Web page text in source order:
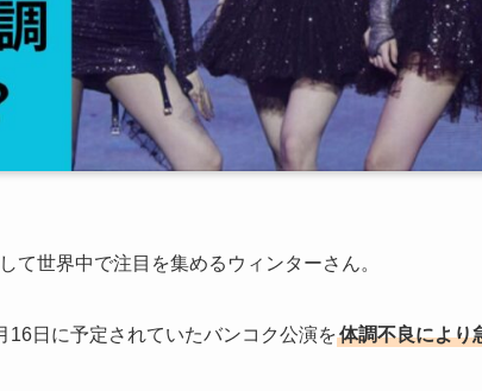
て世界中で注目を集めるウィンターさん。
日に予定されていたバンコク公演を体調不良により